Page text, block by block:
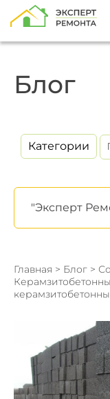
Блог
Категории
"Эксперт
Главная > Блог >